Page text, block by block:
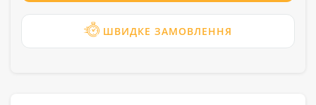
ШВИДКЕ ЗАМОВЛЕННЯ